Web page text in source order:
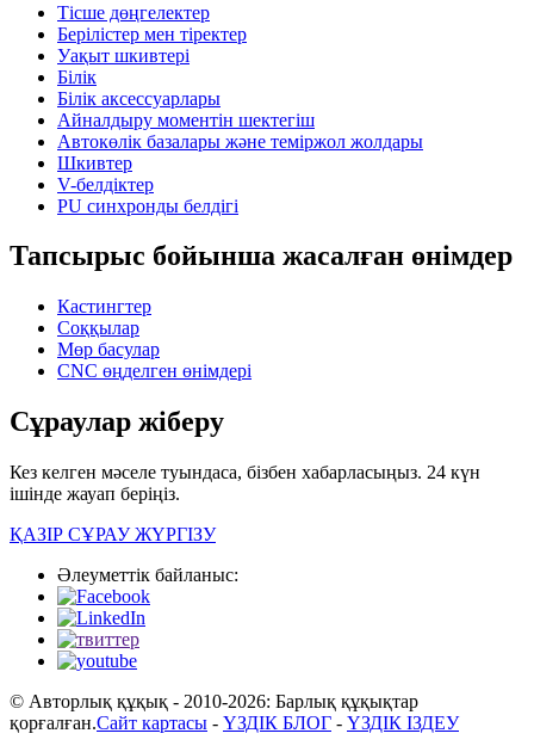
Тісше дөңгелектер
Берілістер мен тіректер
Уақыт шкивтері
Білік
Білік аксессуарлары
Айналдыру моментін шектегіш
Автокөлік базалары және теміржол жолдары
Шкивтер
V-белдіктер
PU синхронды белдігі
Тапсырыс бойынша жасалған өнімдер
Кастингтер
Соққылар
Мөр басулар
CNC өңделген өнімдері
Сұраулар жіберу
Кез келген мәселе туындаса, бізбен хабарласыңыз. 24 күн
ішінде жауап беріңіз.
ҚАЗІР СҰРАУ ЖҮРГІЗУ
Әлеуметтік байланыс:
© Авторлық құқық - 2010-2026: Барлық құқықтар
қорғалған.Сайт картасы - ҮЗДІК БЛОГ - ҮЗДІК ІЗДЕУ